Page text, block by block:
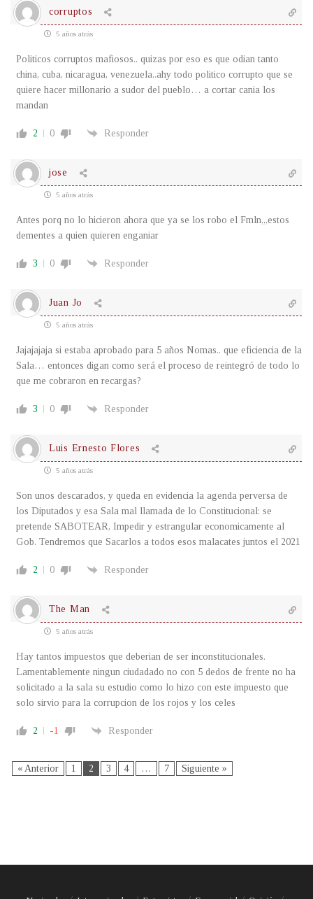
corruptos
5 años atrás
Politicos corruptos mafiosos.. quizas por eso es que odian tanto
china, cuba, nicaragua, venezuela..ahy todo politico corrupto que se
quiere hacer millonario a sudor del pueblo… a cortar cania los
mandan
2 0 Responder
jose
5 años atrás
Antes porq no lo hicieron ahora que ya se los robo el Fmln,,,estos
dementes a quien quieren enganiar
3 0 Responder
Juan Jo
5 años atrás
Jajajajaja si estaba aprobado para 5 años Nomas.. que eficiencia de la
Sala… entonces digan como será el proceso de reintegró de todo lo
que me cobraron en recargas?
3 0 Responder
Luis Ernesto Flores
5 años atrás
Son unos descarados, y queda en evidencia la agenda perversa de
los Diputados y esa Sala mal llamada de lo Constitucional: se
pretende SABOTEAR, Impedir y estrangular economicamente al
Gob. Tendremos que Sacarlos a todos esos malacates juntos el 2021
2 0 Responder
The Man
5 años atrás
Hay tantos impuestos que deberian de ser inconstitucionales.
Lamentablemente ningun ciudadado no con 5 dedos de frente no ha
solicitado a la sala su estudio como lo hizo con este impuesto que
solo sirvio para la corrupcion de los rojos y los celes
2 -1 Responder
« Anterior 1 2 3 4 … 7 Siguiente »